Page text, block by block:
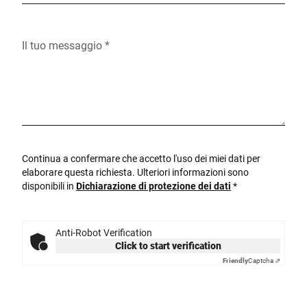
Il tuo messaggio *
Continua a confermare che accetto l'uso dei miei dati per
elaborare questa richiesta. Ulteriori informazioni sono
disponibili in Dichiarazione di protezione dei dati *
Anti-Robot Verification
Click to start verification
FriendlyCaptcha ⇗